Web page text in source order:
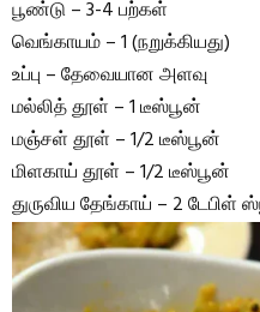
பூண்டு – 3-4 பற்கள்
வெங்காயம் – 1 (நறுக்கியது)
உப்பு – தேவையான அளவு
மல்லித் தூள் – 1 டீஸ்பூன்
மஞ்சள் தூள் – 1/2 டீஸ்பூன்
மிளகாய் தூள் – 1/2 டீஸ்பூன்
துருவிய தேங்காய் – 2 டேபிள்